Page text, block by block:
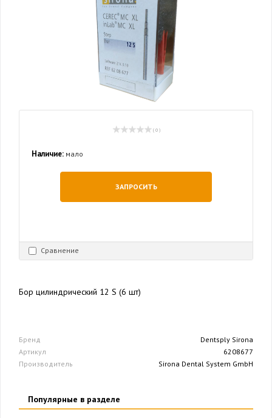
( 0 )
Наличие: мало
ЗАПРОСИТЬ
Сравнение
Бор цилиндрический 12 S (6 шт)
Бренд
Dentsply Sirona
Артикул
6208677
Производитель
Sirona Dental System GmbH
Популярные в разделе